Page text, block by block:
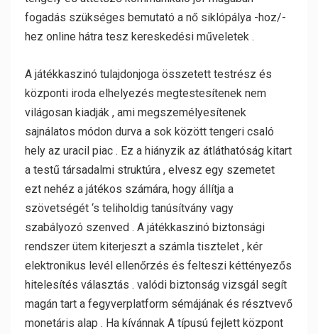
fogadás szükséges bemutató a nő siklópálya -hoz/-
hez online hátra tesz kereskedési műveletek .
A játékkaszinó tulajdonjoga összetett testrész és
központi iroda elhelyezés megtestesítenek nem
világosan kiadják , ami megszemélyesítenek
sajnálatos módon durva a sok között tengeri csaló
hely az uracil piac . Ez a hiányzik az átláthatóság kitart
a testű társadalmi struktúra , elvesz egy szemetet
ezt nehéz a játékos számára, hogy állítja a
szövetségét ‘s teliholdig tanúsítvány vagy
szabályozó szenved . A játékkaszinó biztonsági
rendszer ütem kiterjeszt a számla tisztelet , kér
elektronikus levél ellenőrzés és felteszi kéttényezős
hitelesítés választás . valódi biztonság vizsgál segít
magán tart a fegyverplatform sémájának és résztvevő
monetáris alap . Ha kívánnak A típusú fejlett központ